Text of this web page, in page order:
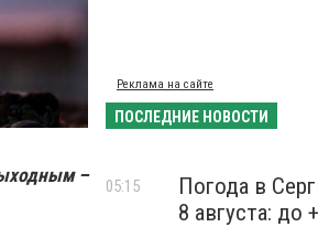
–
Реклама на сайте
ПОСЛЕДНИЕ НОВОСТИ
Погода в
8 августа: до
05:15